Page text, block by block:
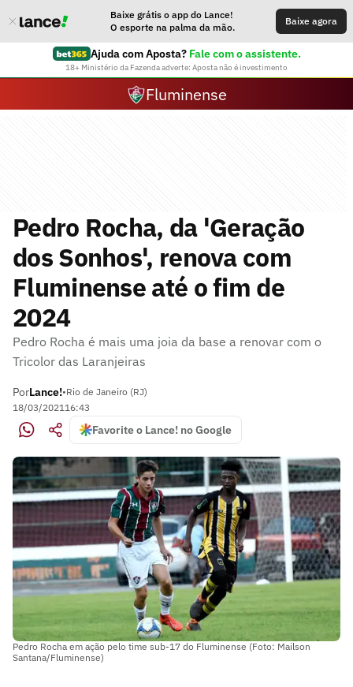
Baixe grátis o app do Lance!
O esporte na palma da mão.
Baixe agora
Ajuda com Aposta? Fale com o assistente.
18+ Ministério da Fazenda adverte: Aposta não é investimento
Fluminense
Pedro Rocha, da 'Geração
dos Sonhos', renova com
Fluminense até o fim de
2024
Pedro Rocha é mais uma joia da base a renovar com o
Tricolor das Laranjeiras
PorLance!•Rio de Janeiro (RJ)
18/03/202116:43
Favorite o Lance! no Google
Pedro Rocha em ação pelo time sub-17 do Fluminense (Foto: Mailson
Santana/Fluminense)